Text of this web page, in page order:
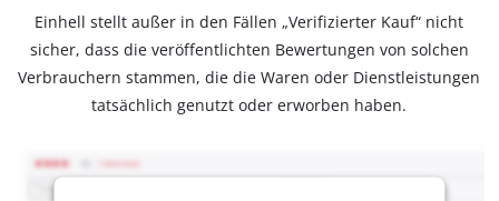
Einhell stellt außer in den Fällen „Verifizierter Kauf“ nicht
sicher, dass die veröffentlichten Bewertungen von solchen
Verbrauchern stammen, die die Waren oder Dienstleistungen
tatsächlich genutzt oder erworben haben.